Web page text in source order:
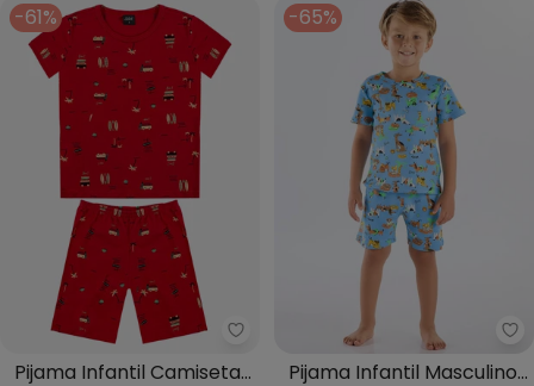
-61%
Select - Pijama Infantil
Pijama Infantil Camiseta
-65%
Pijama Infantil Masculino